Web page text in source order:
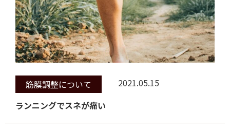
2021.05.15
筋膜調整について
ランニングでスネが痛い